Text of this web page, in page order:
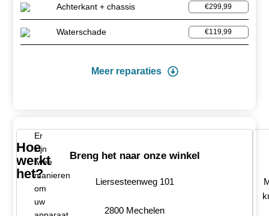
Achterkant + chassis €299,99
Waterschade €119,99
Meer reparaties
Hoe
werkt
het?
Er
zijn
twee
manieren
om
uw
Breng het naar onze winkel
Liersesteenweg 101
2800 Mechelen